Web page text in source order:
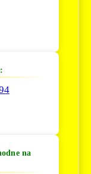
na